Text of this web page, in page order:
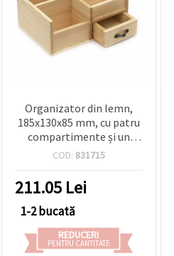
Organizator din lemn,
185x130x85 mm, cu patru
compartimente și un
sertar – lemn natur
decoupage
COD: 831715
211.05 Lei
1-2 bucată
REDUCERI
PENTRU CANTITATE